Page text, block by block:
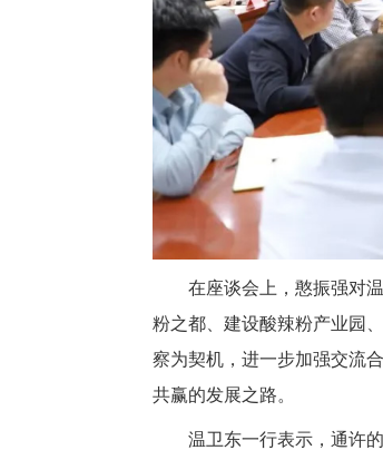
在座谈会上，憨振强对
粉之都、建设酸辣粉产业园
察为契机，进一步加强交流
共赢的发展之路。
温卫东一行表示，通许